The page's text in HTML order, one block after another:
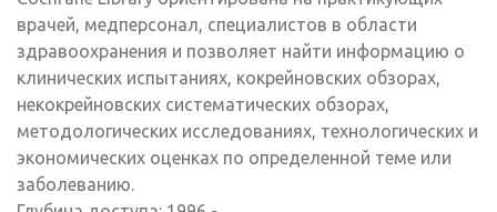
врачей, медперсонал, специалистов в области
здравоохранения и позволяет найти информацию о
клинических испытаниях, кокрейновских обзорах,
некокрейновских систематических обзорах,
методологических исследованиях, технологических и
экономических оценках по определенной теме или
заболеванию.